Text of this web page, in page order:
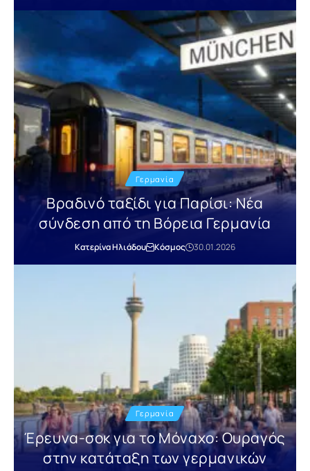
Γερμανία
Βραδινό ταξίδι για Παρίσι: Νέα
σύνδεση από τη Βόρεια Γερμανία
Κατερίνα Ηλιάδου Κόσμος 30.01.2026
Γερμανία
Έρευνα-σοκ για το Μόναχο: Ουραγός
στην κατάταξη των γερμανικών